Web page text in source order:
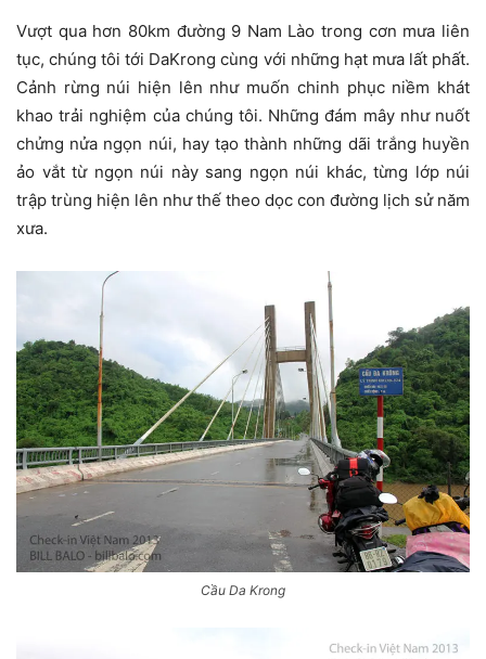
Vượt qua hơn 80km đường 9 Nam Lào trong cơn mưa liên
tục, chúng tôi tới DaKrong cùng với những hạt mưa lất phất.
Cảnh rừng núi hiện lên như muốn chinh phục niềm khát
khao trải nghiệm của chúng tôi. Những đám mây như nuốt
chửng nửa ngọn núi, hay tạo thành những dãi trắng huyền
ảo vắt từ ngọn núi này sang ngọn núi khác, từng lớp núi
trập trùng hiện lên như thế theo dọc con đường lịch sử năm
xưa.
Cầu Da Krong